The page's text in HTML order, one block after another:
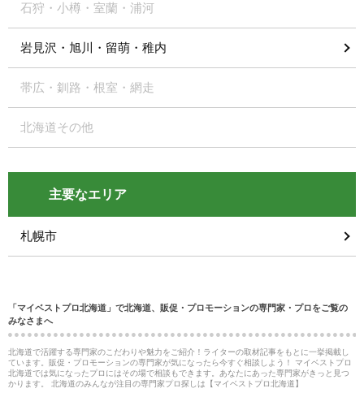
石狩・小樽・室蘭・浦河
岩見沢・旭川・留萌・稚内
帯広・釧路・根室・網走
北海道その他
主要なエリア
札幌市
「マイベストプロ北海道」で北海道、販促・プロモーションの専門家・プロをご覧の
みなさまへ
北海道で活躍する専門家のこだわりや魅力をご紹介！ライターの取材記事をもとに一挙掲載し
ています。販促・プロモーションの専門家が気になったら今すぐ相談しよう！ マイベストプロ
北海道では気になったプロにはその場で相談もできます。あなたにあった専門家がきっと見つ
かります。 北海道のみんなが注目の専門家プロ探しは【マイベストプロ北海道】